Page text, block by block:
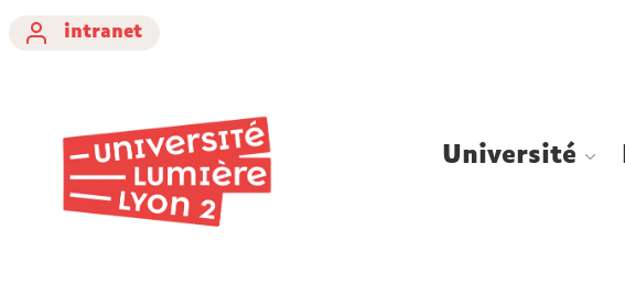
intranet
Université